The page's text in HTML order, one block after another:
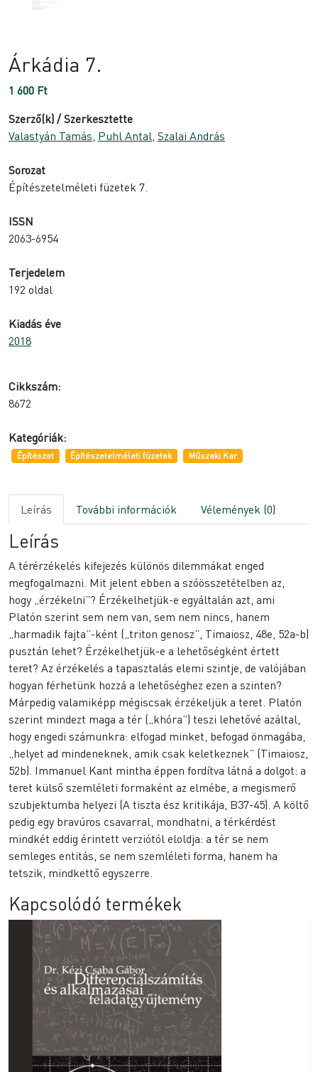
Árkádia 7.
1 600 Ft
Szerző(k) / Szerkesztette
Valastyán Tamás Puhl Antal Szalai András
Sorozat
Építészetelméleti füzetek 7.
ISSN
2063-6954
Terjedelem
192 oldal
Kiadás éve
2018
Cikkszám:
8672
Kategóriák:
Építészet Építészetelméleti füzetek Műszaki Kar
Leírás További információk Vélemények (0)
Leírás
A térérzékelés kifejezés különös dilemmákat enged
megfogalmazni. Mit jelent ebben a szóösszetételben az,
hogy „érzékelni”? Érzékelhetjük-e egyáltalán azt, ami
Platón szerint sem nem van, sem nem nincs, hanem
„harmadik fajta”-ként („triton genosz”, Timaiosz, 48e, 52a-b)
pusztán lehet? Érzékelhetjük-e a lehetőségként értett
teret? Az érzékelés a tapasztalás elemi szintje, de valójában
hogyan férhetünk hozzá a lehetőséghez ezen a szinten?
Márpedig valamiképp mégiscsak érzékeljük a teret. Platón
szerint mindezt maga a tér („khóra”) teszi lehetővé azáltal,
hogy engedi számunkra: elfogad minket, befogad önmagába,
„helyet ad mindeneknek, amik csak keletkeznek” (Timaiosz,
52b). Immanuel Kant mintha éppen fordítva látná a dolgot: a
teret külső szemléleti formaként az elmébe, a megismerő
szubjektumba helyezi (A tiszta ész kritikája, B37-45). A költő
pedig egy bravúros csavarral, mondhatni, a térkérdést
mindkét eddig érintett verziótól eloldja: a tér se nem
semleges entitás, se nem szemléleti forma, hanem ha
tetszik, mindkettő egyszerre.
Kapcsolódó termékek